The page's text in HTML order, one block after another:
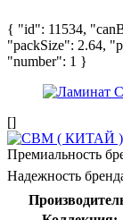
{ "id": 11534,
"packSize": 2.64,
"number": 1 }
[]
Премиальность
Надежность